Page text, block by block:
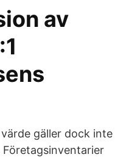
av
gäller dock inte